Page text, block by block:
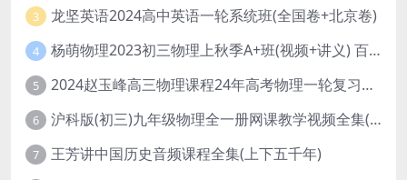
3 龙坚英语2024高中英语一轮系统班(全国卷+北京卷)
4 杨萌物理2023初三物理上秋季A+班(视频+讲义) 百度网盘分享
5 2024赵玉峰高三物理课程24年高考物理一轮复习网课教程
6 沪科版(初三)九年级物理全一册网课教学视频全集(录播版 杜春雨 66讲)
7
王芳讲中国历史音频课程全集(上下五千年)